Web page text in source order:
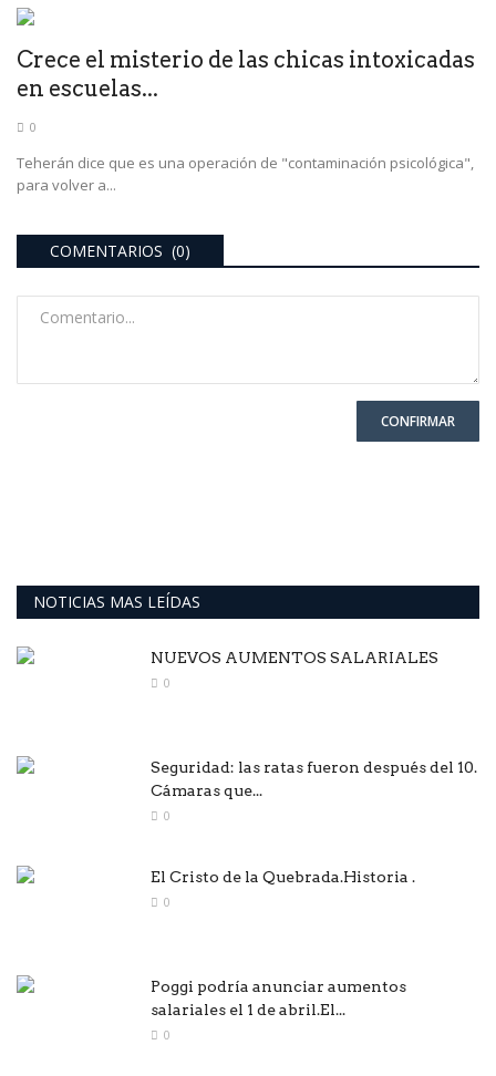
Crece el misterio de las chicas intoxicadas
en escuelas...
0
Teherán dice que es una operación de "contaminación psicológica",
para volver a...
COMENTARIOS (0)
CONFIRMAR
NOTICIAS MAS LEÍDAS
NUEVOS AUMENTOS SALARIALES
0
Seguridad: las ratas fueron después del 10.
Cámaras que...
0
El Cristo de la Quebrada.Historia .
0
Poggi podría anunciar aumentos
salariales el 1 de abril.El...
0